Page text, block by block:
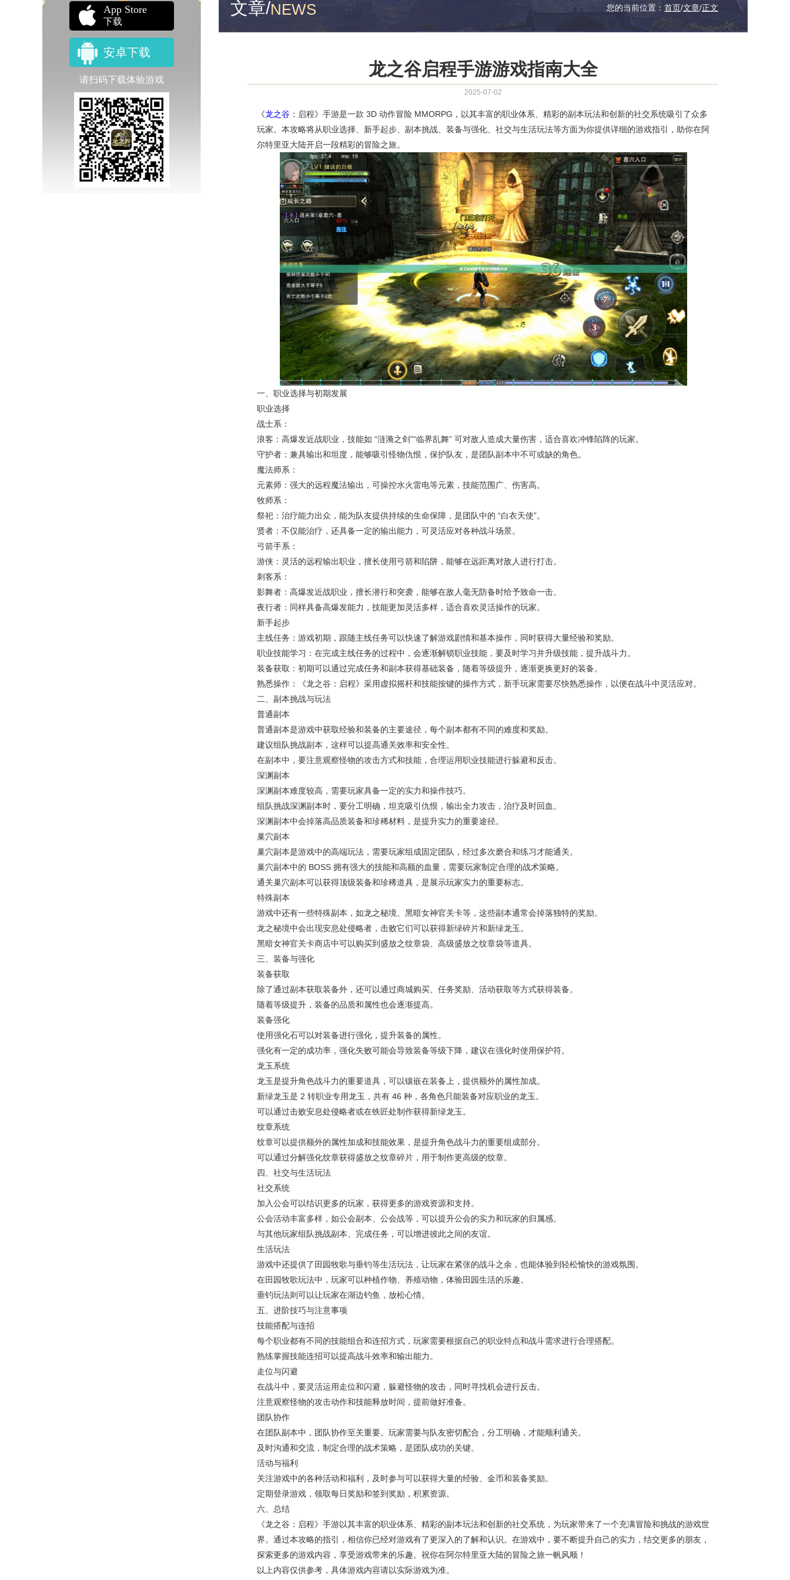
App Store
下载
安卓下载
请扫码下载体验游戏
文章/NEWS 您的当前位置： 首页/文章/正文
龙之谷启程手游游戏指南大全
2025-07-02
《龙之谷 ：启程》手游是一款 3D 动作冒险 MMORPG，以其丰富的职业体系、精彩的副本玩法和创新的社交系统吸引了众多
玩家。本攻略将从职业选择、新手起步、副本挑战、装备与强化、社交与生活玩法等方面为你提供详细的游戏指引，助你在阿
尔特里亚大陆开启一段精彩的冒险之旅。
一、职业选择与初期发展
职业选择
战士系：
浪客：高爆发近战职业，技能如 “涟漪之剑”“临界乱舞” 可对敌人造成大量伤害，适合喜欢冲锋陷阵的玩家。
守护者：兼具输出和坦度，能够吸引怪物仇恨，保护队友，是团队副本中不可或缺的角色。
魔法师系：
元素师：强大的远程魔法输出，可操控水火雷电等元素，技能范围广、伤害高。
牧师系：
祭祀：治疗能力出众，能为队友提供持续的生命保障，是团队中的 “白衣天使”。
贤者：不仅能治疗，还具备一定的输出能力，可灵活应对各种战斗场景。
弓箭手系：
游侠：灵活的远程输出职业，擅长使用弓箭和陷阱，能够在远距离对敌人进行打击。
刺客系：
影舞者：高爆发近战职业，擅长潜行和突袭，能够在敌人毫无防备时给予致命一击。
夜行者：同样具备高爆发能力，技能更加灵活多样，适合喜欢灵活操作的玩家。
新手起步
主线任务：游戏初期，跟随主线任务可以快速了解游戏剧情和基本操作，同时获得大量经验和奖励。
职业技能学习：在完成主线任务的过程中，会逐渐解锁职业技能，要及时学习并升级技能，提升战斗力。
装备获取：初期可以通过完成任务和副本获得基础装备，随着等级提升，逐渐更换更好的装备。
熟悉操作：《龙之谷：启程》采用虚拟摇杆和技能按键的操作方式，新手玩家需要尽快熟悉操作，以便在战斗中灵活应对。
二、副本挑战与玩法
普通副本
普通副本是游戏中获取经验和装备的主要途径，每个副本都有不同的难度和奖励。
建议组队挑战副本，这样可以提高通关效率和安全性。
在副本中，要注意观察怪物的攻击方式和技能，合理运用职业技能进行躲避和反击。
深渊副本
深渊副本难度较高，需要玩家具备一定的实力和操作技巧。
组队挑战深渊副本时，要分工明确，坦克吸引仇恨，输出全力攻击，治疗及时回血。
深渊副本中会掉落高品质装备和珍稀材料，是提升实力的重要途径。
巢穴副本
巢穴副本是游戏中的高端玩法，需要玩家组成固定团队，经过多次磨合和练习才能通关。
巢穴副本中的 BOSS 拥有强大的技能和高额的血量，需要玩家制定合理的战术策略。
通关巢穴副本可以获得顶级装备和珍稀道具，是展示玩家实力的重要标志。
特殊副本
游戏中还有一些特殊副本，如龙之秘境、黑暗女神官关卡等，这些副本通常会掉落独特的奖励。
龙之秘境中会出现安息处侵略者，击败它们可以获得新绿碎片和新绿龙玉。
黑暗女神官关卡商店中可以购买到盛放之纹章袋、高级盛放之纹章袋等道具。
三、装备与强化
装备获取
除了通过副本获取装备外，还可以通过商城购买、任务奖励、活动获取等方式获得装备。
随着等级提升，装备的品质和属性也会逐渐提高。
装备强化
使用强化石可以对装备进行强化，提升装备的属性。
强化有一定的成功率，强化失败可能会导致装备等级下降，建议在强化时使用保护符。
龙玉系统
龙玉是提升角色战斗力的重要道具，可以镶嵌在装备上，提供额外的属性加成。
新绿龙玉是 2 转职业专用龙玉，共有 46 种，各角色只能装备对应职业的龙玉。
可以通过击败安息处侵略者或在铁匠处制作获得新绿龙玉。
纹章系统
纹章可以提供额外的属性加成和技能效果，是提升角色战斗力的重要组成部分。
可以通过分解强化纹章获得盛放之纹章碎片，用于制作更高级的纹章。
四、社交与生活玩法
社交系统
加入公会可以结识更多的玩家，获得更多的游戏资源和支持。
公会活动丰富多样，如公会副本、公会战等，可以提升公会的实力和玩家的归属感。
与其他玩家组队挑战副本、完成任务，可以增进彼此之间的友谊。
生活玩法
游戏中还提供了田园牧歌与垂钓等生活玩法，让玩家在紧张的战斗之余，也能体验到轻松愉快的游戏氛围。
在田园牧歌玩法中，玩家可以种植作物、养殖动物，体验田园生活的乐趣。
垂钓玩法则可以让玩家在湖边钓鱼，放松心情。
五、进阶技巧与注意事项
技能搭配与连招
每个职业都有不同的技能组合和连招方式，玩家需要根据自己的职业特点和战斗需求进行合理搭配。
熟练掌握技能连招可以提高战斗效率和输出能力。
走位与闪避
在战斗中，要灵活运用走位和闪避，躲避怪物的攻击，同时寻找机会进行反击。
注意观察怪物的攻击动作和技能释放时间，提前做好准备。
团队协作
在团队副本中，团队协作至关重要。玩家需要与队友密切配合，分工明确，才能顺利通关。
及时沟通和交流，制定合理的战术策略，是团队成功的关键。
活动与福利
关注游戏中的各种活动和福利，及时参与可以获得大量的经验、金币和装备奖励。
定期登录游戏，领取每日奖励和签到奖励，积累资源。
六、总结
《龙之谷：启程》手游以其丰富的职业体系、精彩的副本玩法和创新的社交系统，为玩家带来了一个充满冒险和挑战的游戏世
界。通过本攻略的指引，相信你已经对游戏有了更深入的了解和认识。在游戏中，要不断提升自己的实力，结交更多的朋友，
探索更多的游戏内容，享受游戏带来的乐趣。祝你在阿尔特里亚大陆的冒险之旅一帆风顺！
以上内容仅供参考，具体游戏内容请以实际游戏为准。